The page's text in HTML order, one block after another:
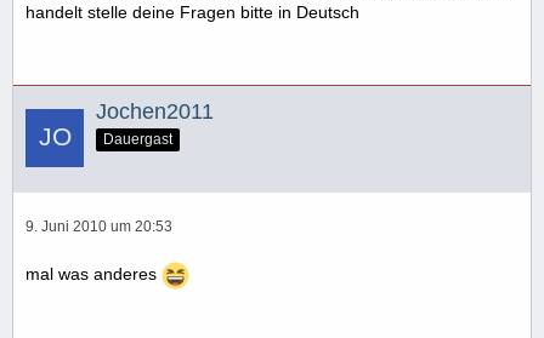
handelt stelle deine Fragen bitte in Deutsch
Jochen2011
Dauergast
9. Juni 2010 um 20:53
mal was anderes